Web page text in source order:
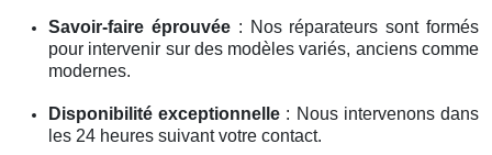
Savoir-faire éprouvée: Nos réparateurs sont formés
pour intervenir sur des modèles variés, anciens comme
modernes.
Disponibilité exceptionnelle : Nous intervenons dans
les 24 heures suivant votre contact.